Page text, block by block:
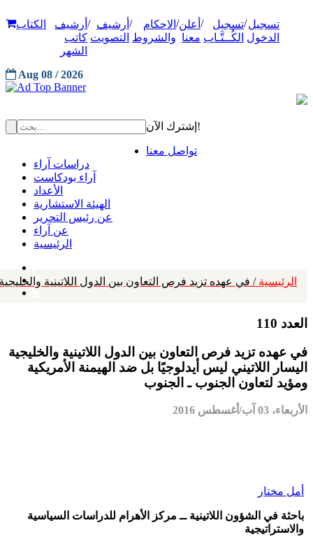
تسجيل
الدخول
/تسجيل
الكُــتَّـاب
/ أعلن
معنا
/ الاحكام
والشروط
/ أرشيف
التصويت
/ أرشيف
كاتب
الشهر
الكتاب
Aug 08 / 2026
إشترك الآن!
تواصل معنا
دراسات آراء
آراء بودكاست
الأعداد
الهيئة الاستشارية
عن رئيس التحرير
عن آراء
الرئيسية
الرئيسية / في عهده تزيد فرص التعاون بين الدول اللاتينية
العدد 110
في عهده تزيد فرص التعاون بين الدول اللاتينية والخليجية
اليسار اللاتيني ليس أيدلوجيًا بل ضد الهيمنة الأمريكية
ومؤيد لتعاون الجنوب ـ الجنوب
الأربعاء، 03 آب/أغسطس 2016
أمل مختار
باحثة في الشؤون اللاتينية ــ مركز الأهرام للدراسات السياسية
والاستراتيجية